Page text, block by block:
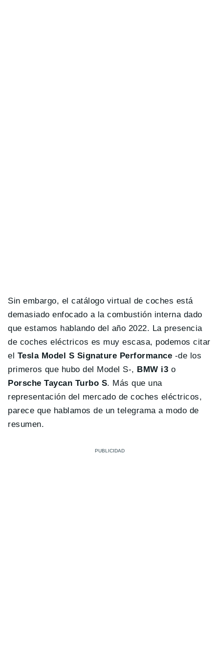
Sin embargo, el catálogo virtual de coches está
demasiado enfocado a la combustión interna dado
que estamos hablando del año 2022. La presencia
de coches eléctricos es muy escasa, podemos citar
el Tesla Model S Signature Performance -de los
primeros que hubo del Model S-, BMW i3 o
Porsche Taycan Turbo S. Más que una
representación del mercado de coches eléctricos,
parece que hablamos de un telegrama a modo de
resumen.